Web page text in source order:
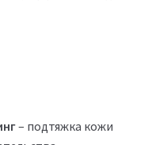
– подтяжка кожи